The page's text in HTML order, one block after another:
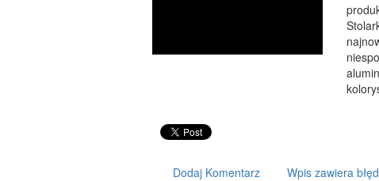
Dodaj Komentarz Wpis zawiera